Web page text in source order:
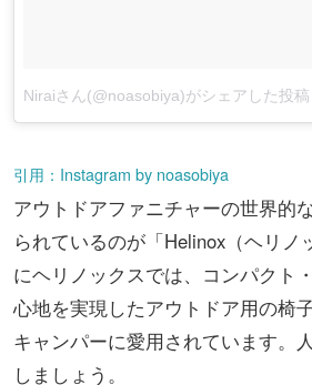
Niraiさん(@noasobiya)がシェアした投稿
引用：Instagram by noasobiya
アウトドアファニチャーの世界的
られているのが「Helinox（ヘリノ
にヘリノックスでは、コンパクト
心地を実現したアウトドア用の椅
キャンパーに愛用されています。
しましょう。